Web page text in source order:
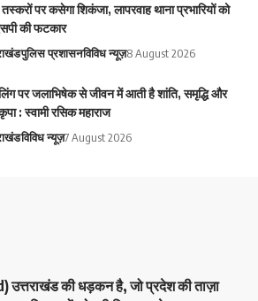
पर कसेगा शिकंजा, लापरवाह थाना प्रभारियों को
की फटकार
पुलिस प्रशासनविविध न्यूज़8 August 2026
पर जलाभिषेक से जीवन में आती है शांति, समृद्धि और
: स्वामी रसिक महाराज
विविध न्यूज़7 August 2026
उत्तराखंड की धड़कन है, जो प्रदेश की ताज़ा